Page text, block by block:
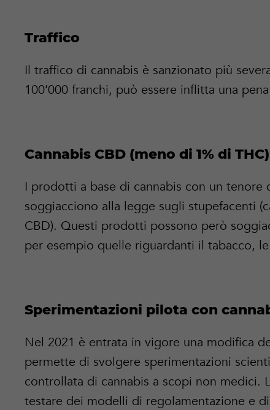
Traffico
Il traffico di cannabis è sanzionato più
100’000 franchi, può essere inflitta una
Cannabis CBD (meno di 1% di THC)
I prodotti a base di cannabis con un tenore
soggiacciono alla legge sugli stupefacenti
CBD). Questi prodotti possono però
per esempio quelle riguardanti il tabacco,
Sperimentazioni pilota con
Nel 2021 è entrata in vigore una modifica
permette di svolgere sperimentazioni
controllata di cannabis a scopi non medici.
testare dei modelli di regolamentazione e